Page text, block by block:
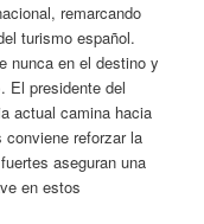
remarcando
turismo español.
nunca en el destino y
El presidente del
actual camina hacia
reforzar la
aseguran una
en estos